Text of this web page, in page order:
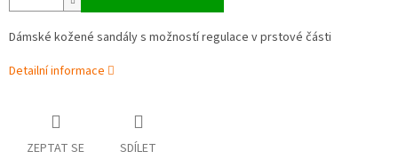
Dámské kožené sandály s možností regulace v prstové části
Detailní informace
ZEPTAT SE SDÍLET